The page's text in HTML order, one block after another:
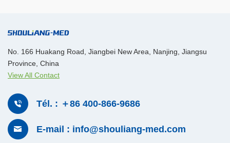
No. 166 Huakang Road, Jiangbei New Area, Nanjing, Jiangsu
Province, China
View All Contact
Tél. : ＋86 400-866-9686
E-mail : info@shouliang-med.com